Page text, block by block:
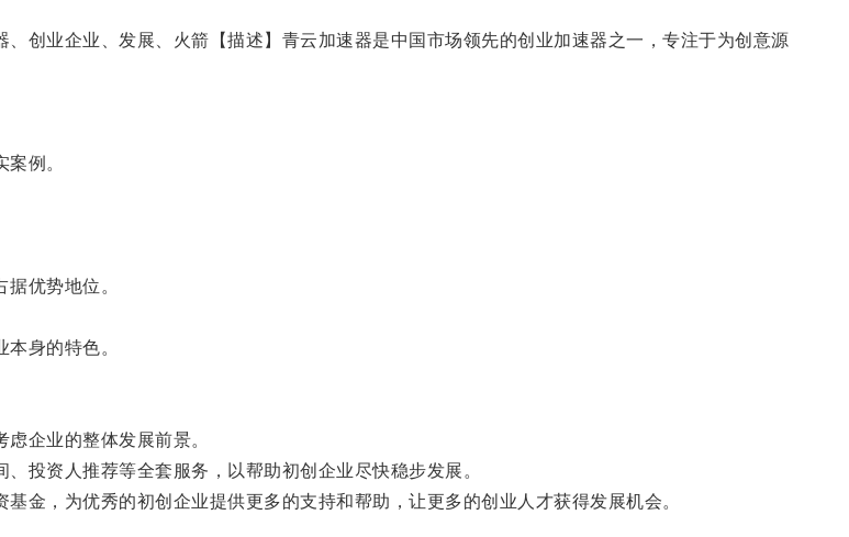
业企业、发展、火箭【描述】青云加速器是中国市场领先的创业加速器之一，专注于为创意源
例。
优势地位。
身的特色。
企业的整体发展前景。
资人推荐等全套服务，以帮助初创企业尽快稳步发展。
，为优秀的初创企业提供更多的支持和帮助，让更多的创业人才获得发展机会。